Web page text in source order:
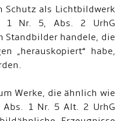
Schutz als Lichtbildwerk
Nr. 5, Abs. 2 UrhG
Standbilder handele, die
„herauskopiert“ habe,
Werke, die ähnlich wie
1 Nr. 5 Alt. 2 UrhG